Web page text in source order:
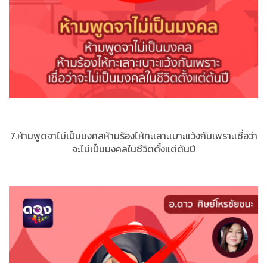
7.ห้ามพูดจาไม่เป็นมงคลห้ามร้องไห้ทะเลาะเบาะแว้งกันเพราะเชื่อว่า
จะไม่เป็นมงคลในชีวิตตั้งแต่ต้นปี